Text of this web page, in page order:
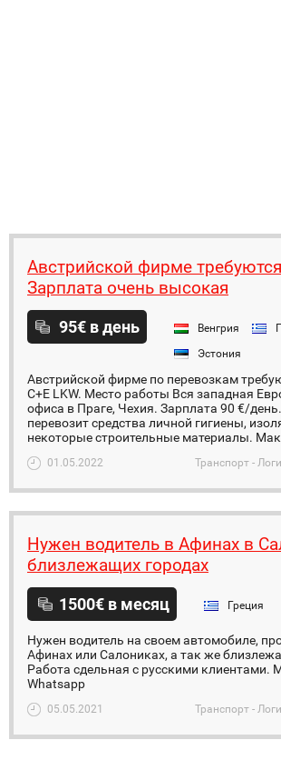
Австрийской фирме
Зарплата очень высокая
95€ в день Венгрия
Эстония
Австрийской фирме по перевозкам
C+E LKW. Место работы Вся западная
офиса в Праге, Чехия. Зарплата 90 €/
перевозит средства личной гигиены,
некоторые строительные материалы.
01.05.2022 Транспорт -
Нужен водитель в Афинах в
близлежащих городах
1500€ в месяц Греция
Нужен водитель на своем автомобиле,
Афинах или Салониках, а так же
Работа сдельная с русскими клиентами.
Whatsapp
05.05.2021 Транспорт -